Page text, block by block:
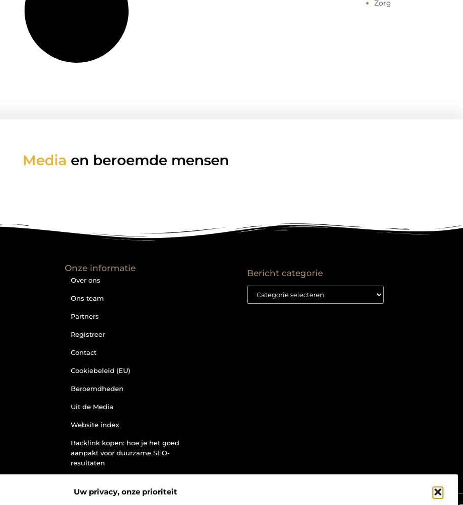
Uw privacy, onze prioriteit
Zorg
Media en beroemde mensen
Onze informatie
Over ons
Ons team
Partners
Registreer
Contact
Cookiebeleid (EU)
Beroemdheden
Uit de Media
Website index
Backlink kopen: hoe je het goed
aanpakt voor duurzame SEO-
resultaten
website? Ontdek hoe jij van je site
Bericht categorie